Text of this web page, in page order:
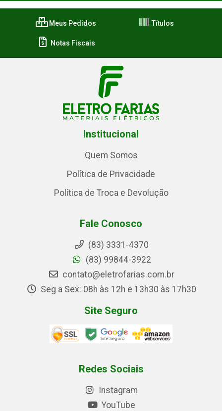
Meus Pedidos Títulos
Notas Fiscais
Institucional
Quem Somos
Política de Privacidade
Política de Troca e Devolução
Fale Conosco
(83) 3331-4370
(83) 99844-3922
contato@eletrofarias.com.br
Seg a Sex: 08h às 12h e 13h30 às 17h30
Site Seguro
Redes Sociais
Instagram
YouTube